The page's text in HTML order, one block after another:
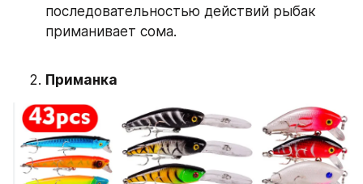
последовательностью действий рыбак
приманивает сома.
Приманка